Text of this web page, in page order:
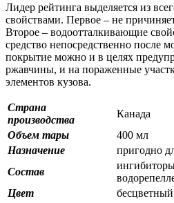
Лидер рейтинга выделяется из
свойствами. Первое – не
Второе – водоотталкивающие
средство непосредственно после
покрытие можно и в целях
ржавчины, и на пораженные
элементов кузова.
Страна
производства
Канада
Объем тары
400 мл
Назначение
пригодно
Состав
Цвет
бесцветный